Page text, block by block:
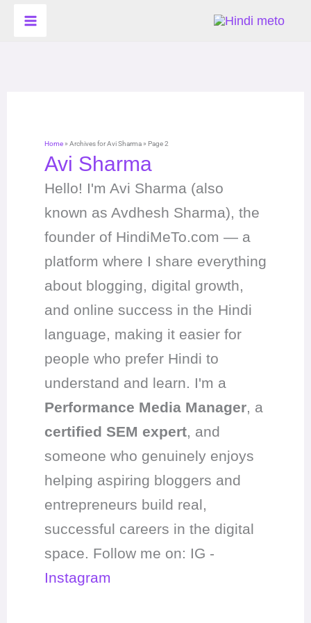
Home» Archives for Avi Sharma» Page 2
Avi Sharma
Hello! I'm Avi Sharma (also
known as Avdhesh Sharma), the
founder of HindiMeTo.com — a
platform where I share everything
about blogging, digital growth,
and online success in the Hindi
language, making it easier for
people who prefer Hindi to
understand and learn. I'm a
Performance Media Manager, a
certified SEM expert, and
someone who genuinely enjoys
helping aspiring bloggers and
entrepreneurs build real,
successful careers in the digital
space. Follow me on: IG -
Instagram